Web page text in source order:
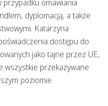
omawiania
dyplomacją, a także
Katarzyna
dostępu do
jako tajne przez UE,
wszystkie przekazywane
poziomie